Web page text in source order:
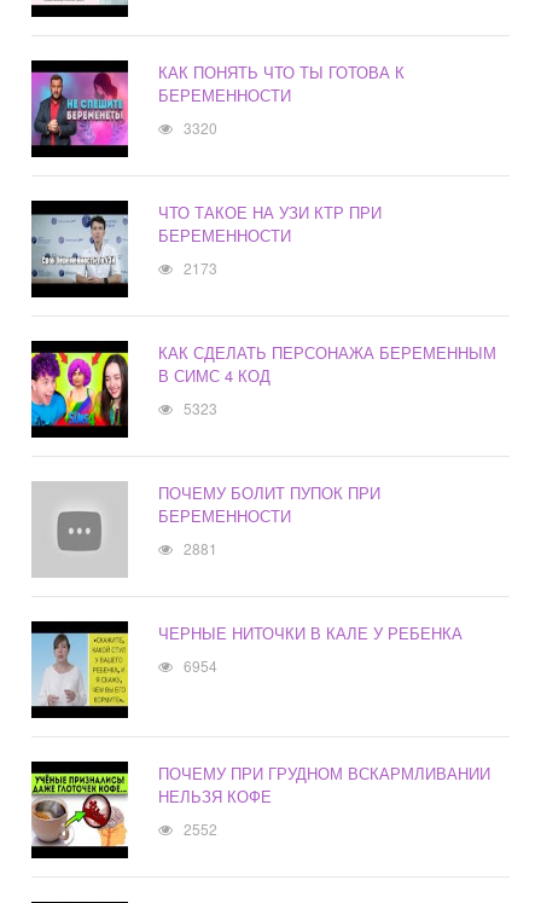
КАК ПОНЯТЬ ЧТО ТЫ ГОТОВА К
БЕРЕМЕННОСТИ
3320
ЧТО ТАКОЕ НА УЗИ КТР ПРИ
БЕРЕМЕННОСТИ
2173
КАК СДЕЛАТЬ ПЕРСОНАЖА БЕРЕМЕННЫМ
В СИМС 4 КОД
5323
ПОЧЕМУ БОЛИТ ПУПОК ПРИ
БЕРЕМЕННОСТИ
2881
ЧЕРНЫЕ НИТОЧКИ В КАЛЕ У РЕБЕНКА
6954
ПОЧЕМУ ПРИ ГРУДНОМ ВСКАРМЛИВАНИИ
НЕЛЬЗЯ КОФЕ
2552